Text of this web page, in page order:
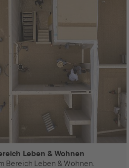
Leben & Wohnen
Bereich Leben & Wohnen.